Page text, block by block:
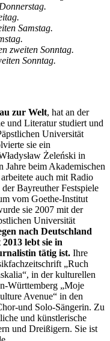
Samstag.
zweiten Sonntag.
Sonntag.
zur Welt, hat an der
und Literatur studiert und
Universität
sie ein
Żeleński in
Jahre beim Akademischen
auch mit Radio
Bayreuther Festspiele
vom Goethe-Institut
sie 2007 mit der
Universität
nach Deutschland
lebt sie in
tätig ist. Ihre
„Ruch
in der kulturellen
Württemberg „Moje
Avenue“ in den
und Solo-Sängerin. Zu
und künstlerische
und Dreißigern. Sie ist